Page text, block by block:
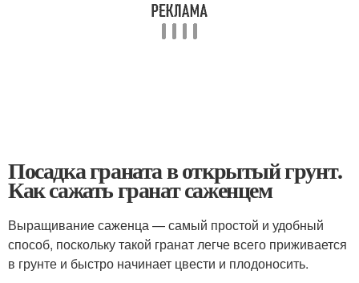
Посадка граната в открытый грунт.
Как сажать гранат саженцем
Выращивание саженца — самый простой и удобный
способ, поскольку такой гранат легче всего приживается
в грунте и быстро начинает цвести и плодоносить.